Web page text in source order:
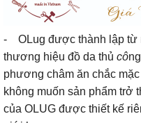
- OLug được thành lập từ
thương hiệu đồ da thủ cô
phương châm ăn chắc
không muốn sản phẩm trở
của OLUG được thiết kế